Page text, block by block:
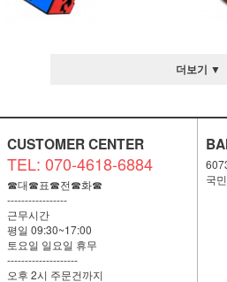
더보기 ▼
CUSTOMER CENTER
TEL: 070-4618-6884
☎대☎표☎전☎화☎
-----------------
근무시간
평일 09:30~17:00
토요일 일요일 휴무
--------------------
오후 2시 주문건까지
국